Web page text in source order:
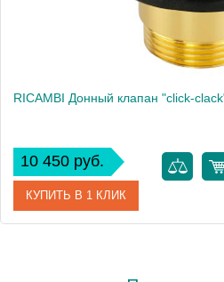
RICAMBI Донный клапан "click-
10 450 руб.
КУПИТЬ В 1 КЛИК